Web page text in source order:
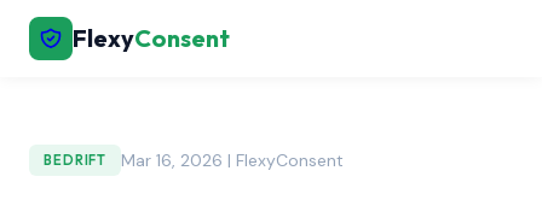
FlexyConsent
BEDRIFT Mar 16, 2026 | FlexyConsent